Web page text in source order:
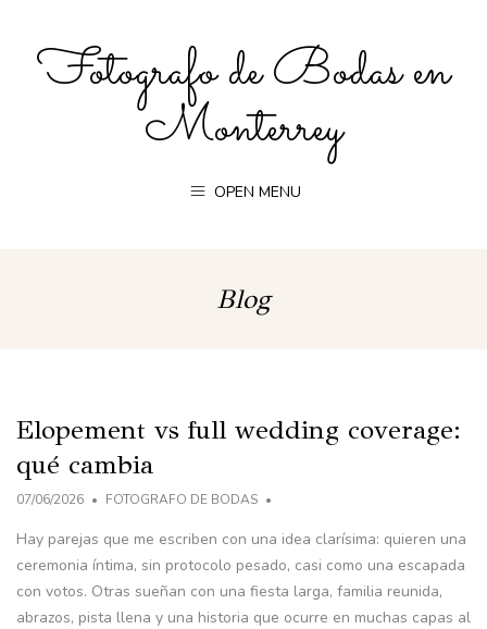
Fotografo de Bodas en
Monterrey
OPEN MENU
Blog
Elopement vs full wedding coverage:
qué cambia
07/06/2026 FOTOGRAFO DE BODAS
Hay parejas que me escriben con una idea clarísima: quieren una
ceremonia íntima, sin protocolo pesado, casi como una escapada
con votos. Otras sueñan con una fiesta larga, familia reunida,
abrazos, pista llena y una historia que ocurre en muchas capas al